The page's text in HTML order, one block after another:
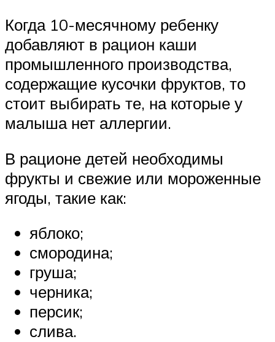
Когда 10-месячному ребенку
добавляют в рацион каши
промышленного производства,
содержащие кусочки фруктов, то
стоит выбирать те, на которые у
малыша нет аллергии.
В рационе детей необходимы
фрукты и свежие или мороженные
ягоды, такие как:
яблоко;
смородина;
груша;
черника;
персик;
слива.